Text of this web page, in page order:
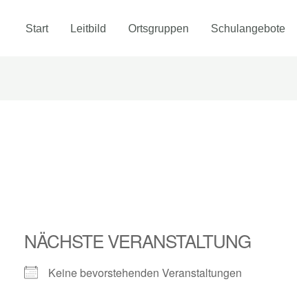
Start Leitbild Ortsgruppen Schulangebote
NÄCHSTE VERANSTALTUNG
Keine bevorstehenden Veranstaltungen